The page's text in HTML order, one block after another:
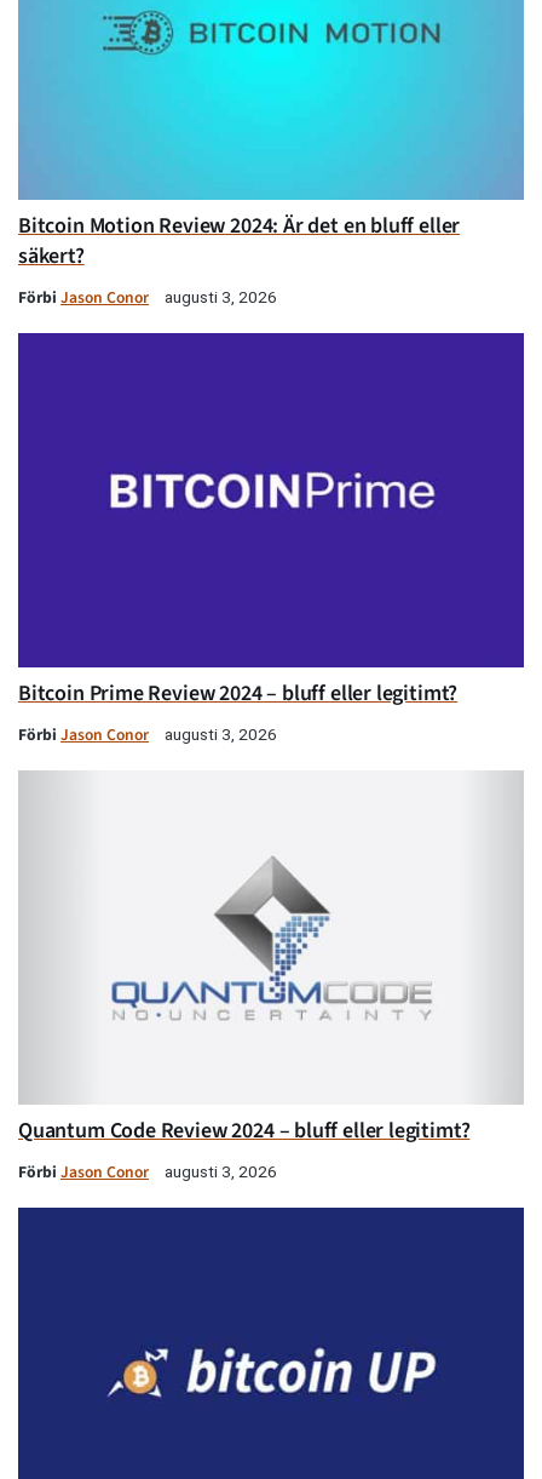
Bitcoin Motion Review 2024: Är det en bluff eller
säkert?
Förbi Jason Conor augusti 3, 2026
Bitcoin Prime Review 2024 – bluff eller legitimt?
Förbi Jason Conor augusti 3, 2026
Quantum Code Review 2024 – bluff eller legitimt?
Förbi Jason Conor augusti 3, 2026